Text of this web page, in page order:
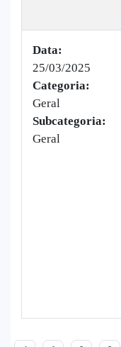
Data:
25/03/2025
Categoria:
Geral
Subcategoria:
Geral